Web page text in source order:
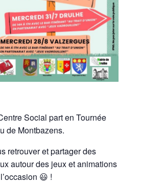
Social part en Tournée
de Montbazens.
retrouver et partager des
autour des jeux et animations
😃 !